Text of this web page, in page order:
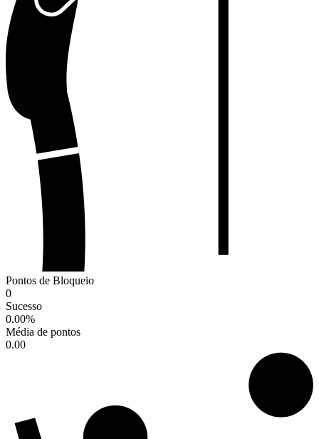
Pontos de Bloqueio
0
Sucesso
0.00%
Média de pontos
0.00